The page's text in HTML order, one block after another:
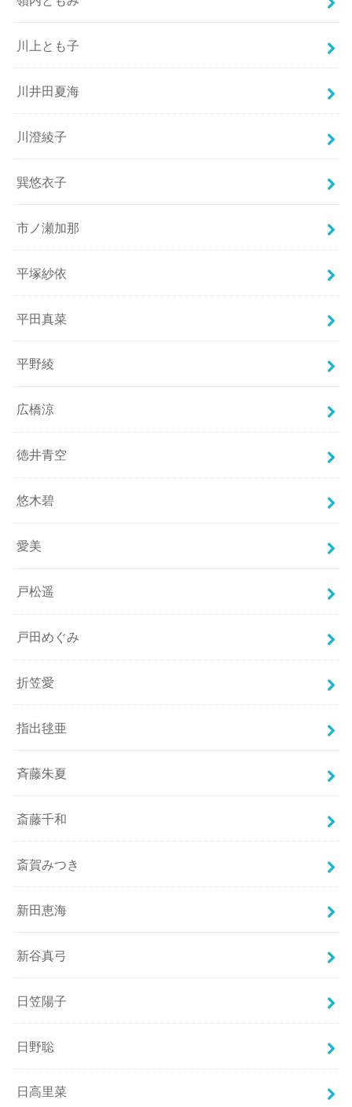
川上とも子
川井田夏海
川澄綾子
巽悠衣子
市ノ瀬加那
平塚紗依
平田真菜
平野綾
広橋涼
徳井青空
悠木碧
愛美
戸松遥
戸田めぐみ
折笠愛
指出毬亜
斉藤朱夏
斎藤千和
斎賀みつき
新田恵海
新谷真弓
日笠陽子
日野聡
日高里菜